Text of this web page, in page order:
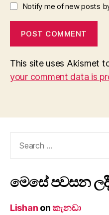
Notify me of new posts
This site uses Akismet
your comment data is
මෙසේ පවසන
Lishan onකැනඩා